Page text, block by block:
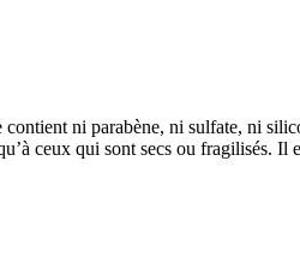
ni parabène, ni sulfate, ni
ceux qui sont secs ou fragilisés. Il